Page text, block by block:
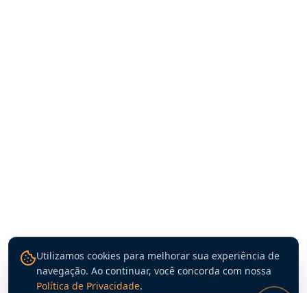
Utilizamos cookies para melhorar sua experiência de
navegação. Ao continuar, você concorda com nossa
Política de Privacidade.